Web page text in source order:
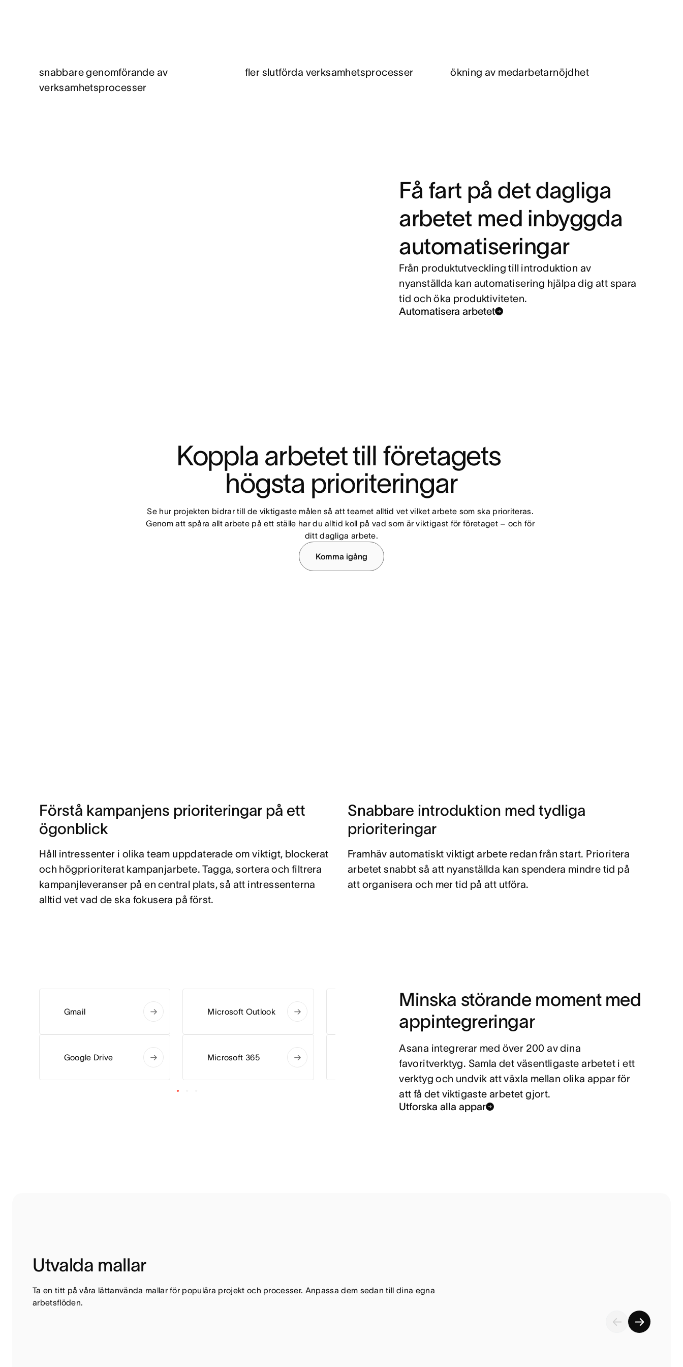
snabbare genomförande av
verksamhetsprocesser
fler slutförda verksamhetsprocesser ökning av medarbetarnöjdhet
Få fart på det dagliga
arbetet med inbyggda
automatiseringar
Från produktutveckling till introduktion av
nyanställda kan automatisering hjälpa dig att spara
tid och öka produktiviteten.
Automatisera arbetet
Koppla arbetet till företagets
högsta prioriteringar
Se hur projekten bidrar till de viktigaste målen så att teamet alltid vet vilket arbete som ska prioriteras.
Genom att spåra allt arbete på ett ställe har du alltid koll på vad som är viktigast för företaget – och för
ditt dagliga arbete.
Komma igång
Förstå kampanjens prioriteringar på ett
ögonblick
Håll intressenter i olika team uppdaterade om viktigt, blockerat
och högprioriterat kampanjarbete. Tagga, sortera och filtrera
kampanjleveranser på en central plats, så att intressenterna
alltid vet vad de ska fokusera på först.
Snabbare introduktion med tydliga
prioriteringar
Framhäv automatiskt viktigt arbete redan från start. Prioritera
arbetet snabbt så att nyanställda kan spendera mindre tid på
att organisera och mer tid på att utföra.
Minska störande moment med
appintegreringar
Asana integrerar med över 200 av dina
favoritverktyg. Samla det väsentligaste arbetet i ett
verktyg och undvik att växla mellan olika appar för
att få det viktigaste arbetet gjort.
Utforska alla appar
Gmail
Google Drive
Microsoft Outlook
Microsoft 365 Microsoft Teams Jira
Utvalda mallar
Ta en titt på våra lättanvända mallar för populära projekt och processer. Anpassa dem sedan till dina egna
arbetsflöden.